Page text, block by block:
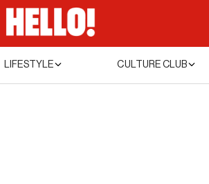
LIFESTYLE CULTURE CLUB